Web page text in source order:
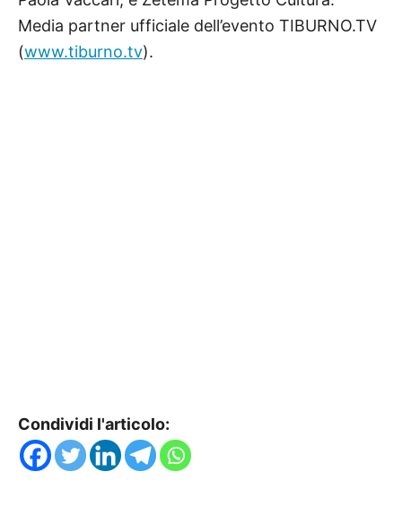
Media partner ufficiale dell’evento TIBURNO.TV
(www.tiburno.tv).
Condividi l'articolo: